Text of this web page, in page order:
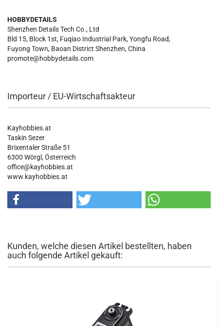
HOBBYDETAILS
Shenzhen Details Tech Co., Ltd
Bld 15, Block 1st, Fuqiao Industrial Park, Yongfu Road,
Fuyong Town, Baoan District Shenzhen, China
promote@hobbydetails.com
Importeur / EU-Wirtschaftsakteur
Kayhobbies.at
Taskin Sezer
Brixentaler Straße 51
6300 Wörgl, Österreich
office@kayhobbies.at
www.kayhobbies.at
Kunden, welche diesen Artikel bestellten, haben
auch folgende Artikel gekauft: